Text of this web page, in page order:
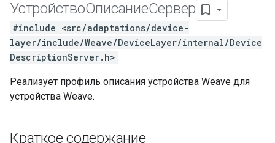
УстройствоОписаниеСервер
#include <src/adaptations/device-
layer/include/Weave/DeviceLayer/internal/Device
DescriptionServer.h>
Реализует профиль описания устройства Weave для
устройства Weave.
Краткое содержание